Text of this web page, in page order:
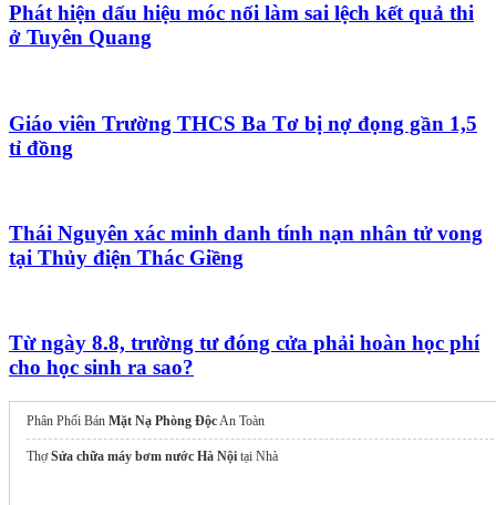
Phát hiện dấu hiệu móc nối làm sai lệch kết quả thi
ở Tuyên Quang
Giáo viên Trường THCS Ba Tơ bị nợ đọng gần 1,5
tỉ đồng
Thái Nguyên xác minh danh tính nạn nhân tử vong
tại Thủy điện Thác Giềng
Từ ngày 8.8, trường tư đóng cửa phải hoàn học phí
cho học sinh ra sao?
Phân Phối Bán Mặt Nạ Phòng ĐộcAn Toàn
ThợSửa chữa máy bơm nước Hà Nội tại Nhà